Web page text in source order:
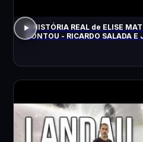
A HISTÓRIA REAL de ELISE
CONTOU - RICARDO SALADA E